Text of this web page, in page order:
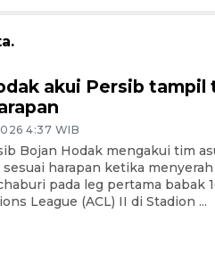
akui Persib tampil
4:37 WIB
Bojan Hodak mengakui tim
harapan ketika
pada leg pertama babak
League (ACL) II di Stadion ...